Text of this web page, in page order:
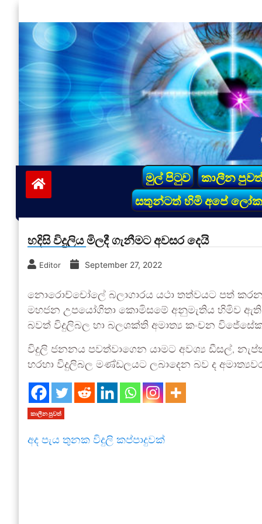
to
content
vinivida.lk
මුල් පිටුව
කාලීන
සතුන්ටත් හිමි අපේ
හදිසි විදුලිය මිලදී ගැනීමට අවසර දෙයි
Editor September 27, 2022
නොරොච්චෝලේ බලාගාරය යථා තත්වයට පත්
මහජන උපයෝගිතා කොමිසමේ අනුමැතිය හිමිව ඇති
බවත් විදුලිබල හා බලශක්ති අමාත්‍ය කංචන
විදුලි ජනනය පවත්වාගෙන යාමට අවශ්‍ය ඩීසල්,
හරහා විදුලිබල මණ්ඩලයට ලබාදෙන බව ද
කාලීන පුවත්
අද පැය තුනක විදුලි කප්පාදුවක්